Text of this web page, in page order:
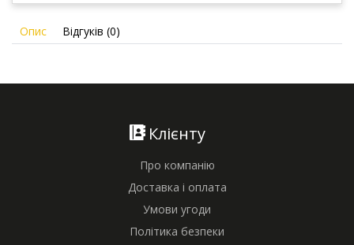
Опис Відгуків (0)
Клієнту
Про компанію
Доставка і оплата
Умови угоди
Політика безпеки